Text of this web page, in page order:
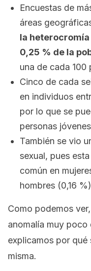
Encuestas de
áreas
la
0,25 % de la
una de cada 100
Cinco de cada
en individuos
por lo que se
personas
También se vio
sexual, pues
común en
hombres (0,16 %)
Como podemos
anomalía muy
explicamos por
misma.